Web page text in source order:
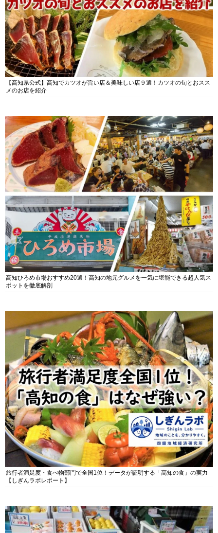
【高知県公式】高知でカツオが旨い店＆美味しい店９選！カツオの旬とおスス
メのお店を紹介
高知ひろめ市場おすすめ20選！高知の地元グルメを一気に堪能できる超人気ス
ポットを徹底解剖
旅行者満足度・食べ物部門で全国1位！データが証明する「高知の食」の実力
【しぎんラボレポート】